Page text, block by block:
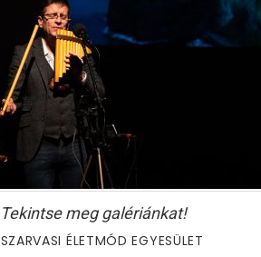
Tekintse meg galériánkat!
SZARVASI ÉLETMÓD EGYESÜLET